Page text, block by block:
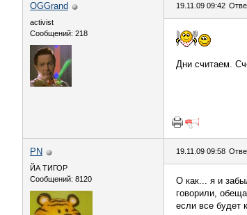
OGGrand
activist
Сообщений: 218
19.11.09 09:42
Дни считаем.
PN
ЙА ТИГОР
Сообщений: 8120
19.11.09 09:58
О как... я и
говорили,
если все будет